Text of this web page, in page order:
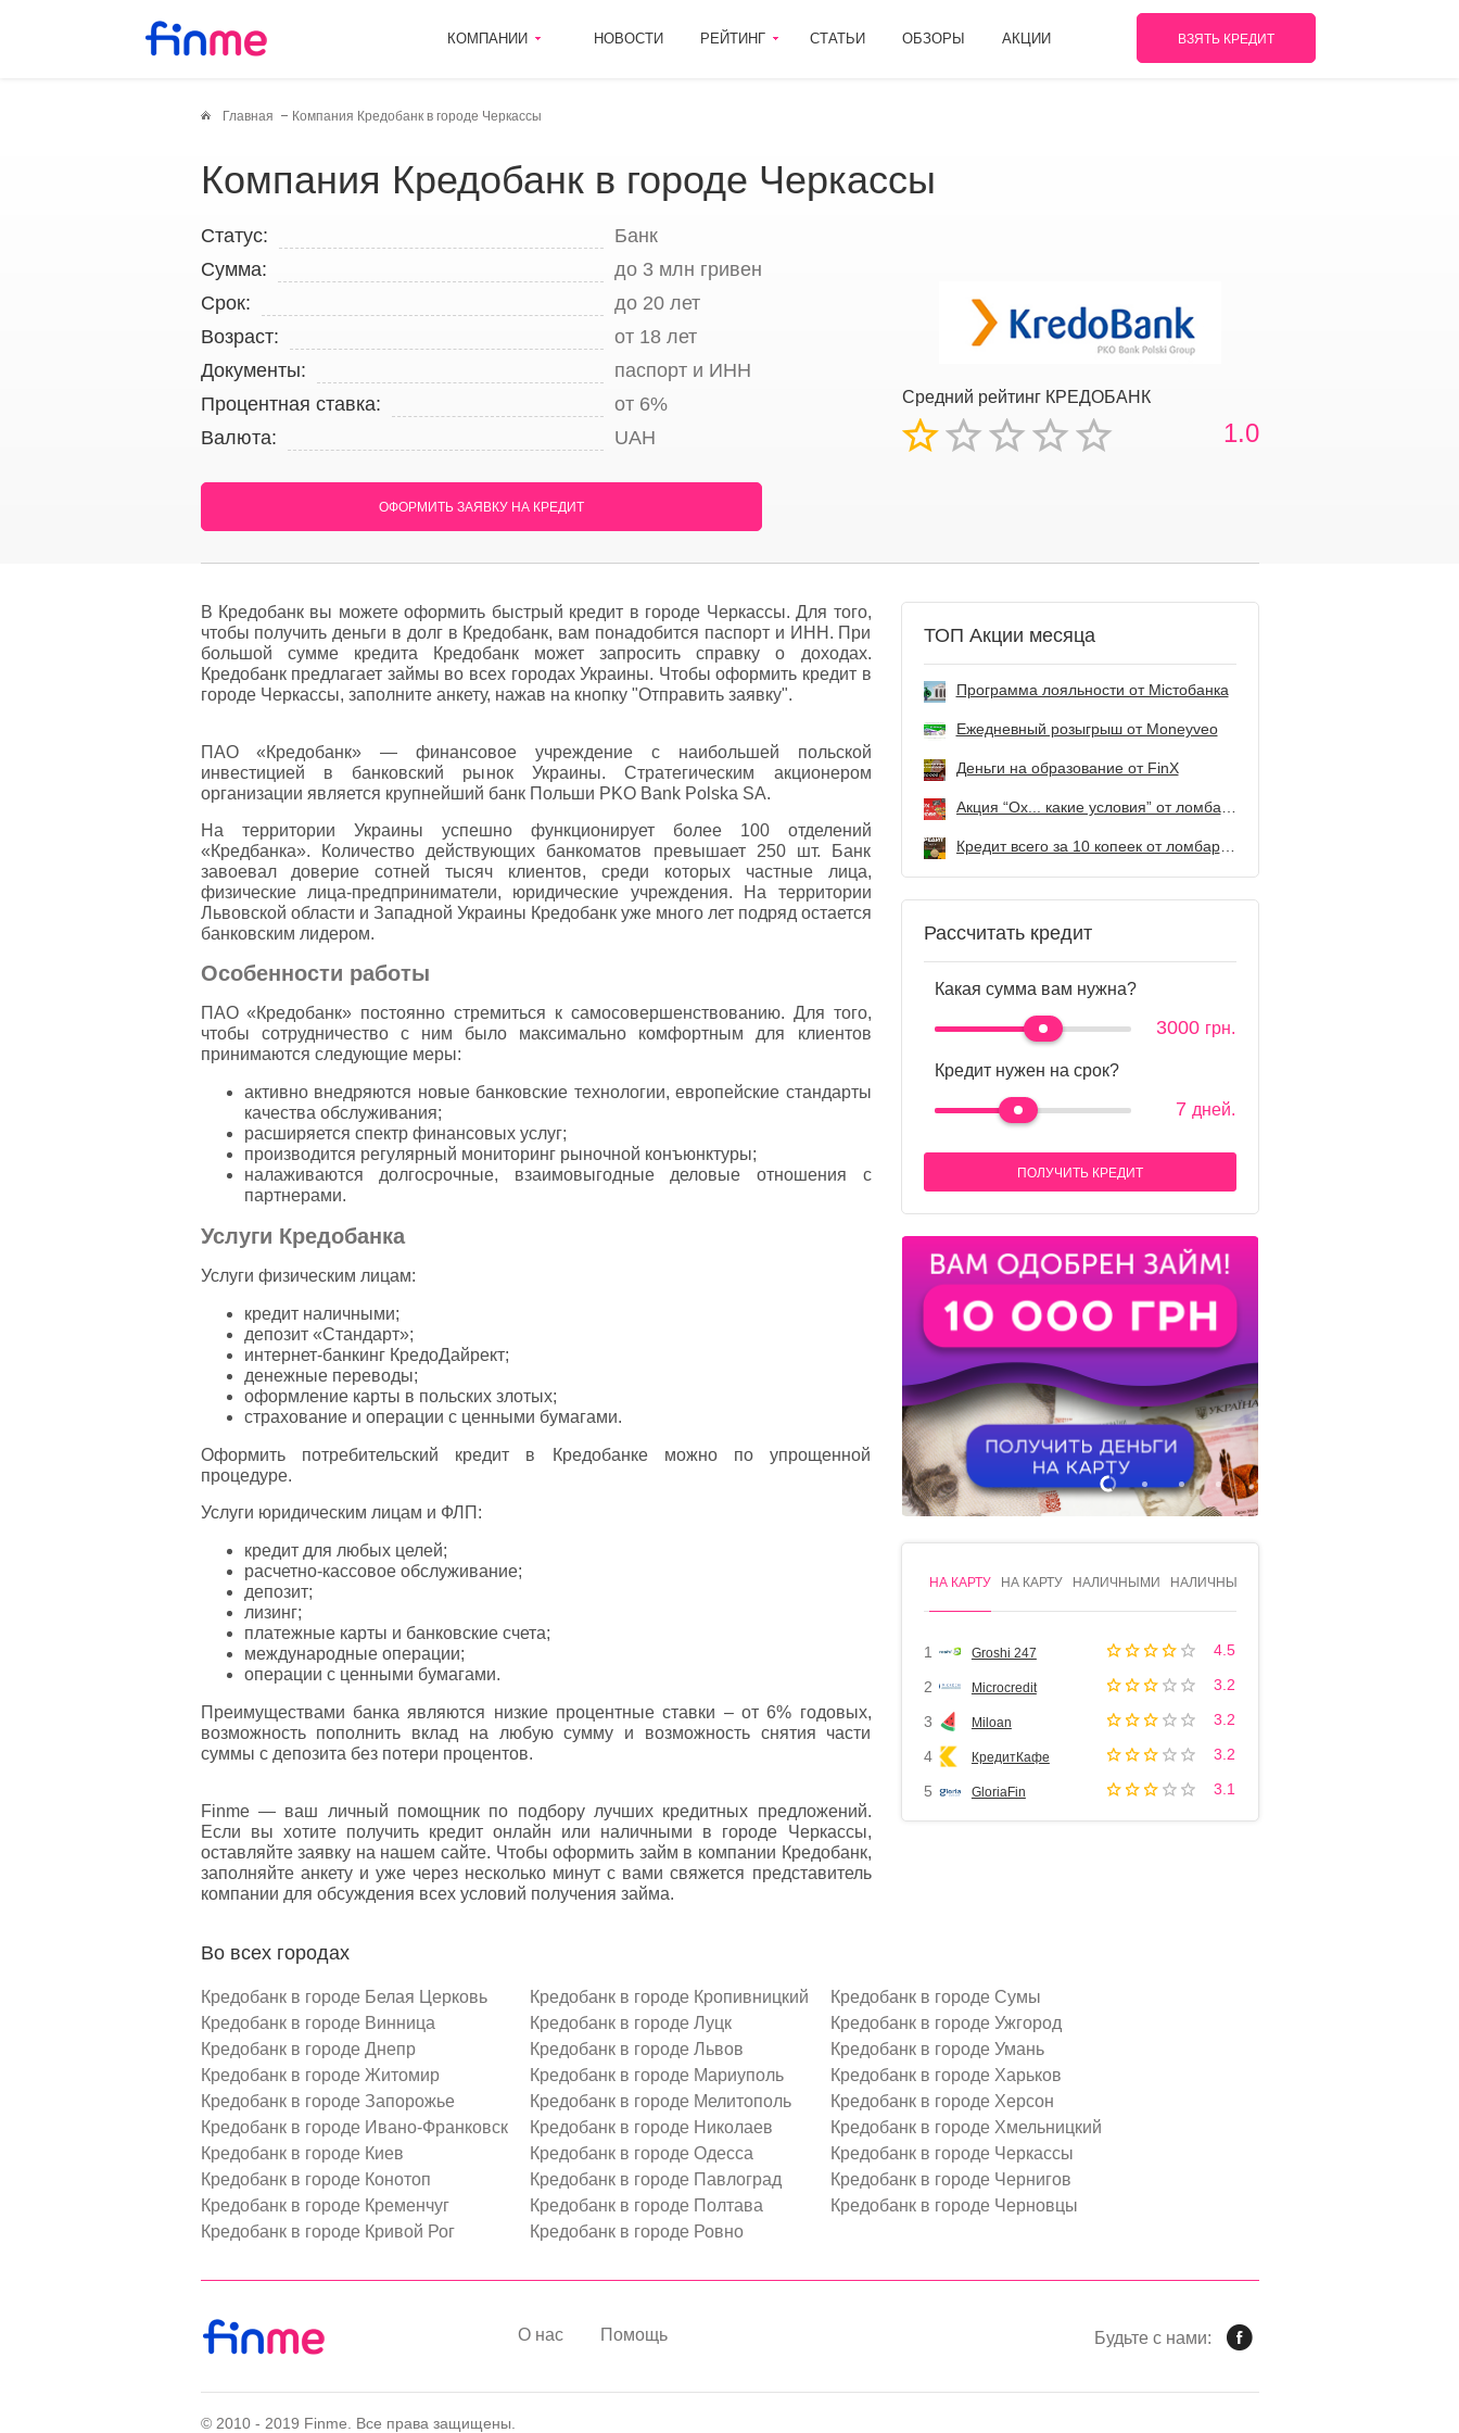
КОМПАНИИ НОВОСТИ РЕЙТИНГ СТАТЬИ ОБЗОРЫ АКЦИИ ВЗЯТЬ КРЕДИТ
Главная Компания Кредобанк в городе Черкассы
Компания Кредобанк в городе Черкассы
Средний рейтинг КРЕДОБАНК
1.0
Статус:
Банк
Сумма:
до 3 млн гривен
Срок:
до 20 лет
Возраст:
от 18 лет
Документы:
паспорт и ИНН
Процентная ставка:
от 6%
Валюта:
UAH
ОФОРМИТЬ ЗАЯВКУ НА КРЕДИТ
В Кредобанк вы можете оформить быстрый кредит в городе Черкассы. Для того,
чтобы получить деньги в долг в Кредобанк, вам понадобится паспорт и ИНН. При
большой сумме кредита Кредобанк может запросить справку о доходах.
Кредобанк предлагает займы во всех городах Украины. Чтобы оформить кредит в
городе Черкассы, заполните анкету, нажав на кнопку "Отправить заявку".
ПАО «Кредобанк» — финансовое учреждение с наибольшей польской
инвестицией в банковский рынок Украины. Стратегическим акционером
организации является крупнейший банк Польши PKO Bank Polskа SA.
На территории Украины успешно функционирует более 100 отделений
«Кредбанка». Количество действующих банкоматов превышает 250 шт. Банк
завоевал доверие сотней тысяч клиентов, среди которых частные лица,
физические лица-предприниматели, юридические учреждения. На территории
Львовской области и Западной Украины Кредобанк уже много лет подряд остается
банковским лидером.
Особенности работы
ПАО «Кредобанк» постоянно стремиться к самосовершенствованию. Для того,
чтобы сотрудничество с ним было максимально комфортным для клиентов
принимаются следующие меры:
активно внедряются новые банковские технологии, европейские стандарты
качества обслуживания;
расширяется спектр финансовых услуг;
производится регулярный мониторинг рыночной конъюнктуры;
налаживаются долгосрочные, взаимовыгодные деловые отношения с
партнерами.
Услуги Кредобанка
Услуги физическим лицам:
кредит наличными;
депозит «Стандарт»;
интернет-банкинг КредоДайрект;
денежные переводы;
оформление карты в польских злотых;
страхование и операции с ценными бумагами.
Оформить потребительский кредит в Кредобанке можно по упрощенной
процедуре.
Услуги юридическим лицам и ФЛП:
кредит для любых целей;
расчетно-кассовое обслуживание;
депозит;
лизинг;
платежные карты и банковские счета;
международные операции;
операции с ценными бумагами.
Преимуществами банка являются низкие процентные ставки – от 6% годовых,
возможность пополнить вклад на любую сумму и возможность снятия части
суммы с депозита без потери процентов.
Finme — ваш личный помощник по подбору лучших кредитных предложений.
Если вы хотите получить кредит онлайн или наличными в городе Черкассы,
оставляйте заявку на нашем сайте. Чтобы оформить займ в компании Кредобанк,
заполняйте анкету и уже через несколько минут с вами свяжется представитель
компании для обсуждения всех условий получения займа.
ТОП Акции месяца
Программа лояльности от Містобанка
Ежедневный розыгрыш от Мoneyveo
Деньги на образование от FinX
Кредит всего за 10 копеек от ломбарда Первый
Рассчитать кредит
Какая сумма вам нужна?
3000 грн.
Кредит нужен на срок?
7 дней.
ПОЛУЧИТЬ КРЕДИТ
1 2 3 4
НА КАРТУ НА КАРТУ НАЛИЧНЫМИ НАЛИЧНЫМИ
1 Groshi 247 4.5
2 Microcredit 3.2
3 Miloan 3.2
4 КредитКафе 3.2
5 GloriaFin 3.1
Во всех городах
Кредобанк в городе Белая Церковь
Кредобанк в городе Винница
Кредобанк в городе Днепр
Кредобанк в городе Житомир
Кредобанк в городе Запорожье
Кредобанк в городе Ивано-Франковск
Кредобанк в городе Киев
Кредобанк в городе Конотоп
Кредобанк в городе Кременчуг
Кредобанк в городе Кривой Рог
Кредобанк в городе Кропивницкий
Кредобанк в городе Луцк
Кредобанк в городе Львов
Кредобанк в городе Мариуполь
Кредобанк в городе Мелитополь
Кредобанк в городе Николаев
Кредобанк в городе Одесса
Кредобанк в городе Павлоград
Кредобанк в городе Полтава
Кредобанк в городе Ровно
Кредобанк в городе Сумы
Кредобанк в городе Ужгород
Кредобанк в городе Умань
Кредобанк в городе Харьков
Кредобанк в городе Херсон
Кредобанк в городе Хмельницкий
Кредобанк в городе Черкассы
Кредобанк в городе Чернигов
Кредобанк в городе Черновцы
О нас Помощь Будьте с нами:
© 2010 - 2019 Finme. Все права защищены.